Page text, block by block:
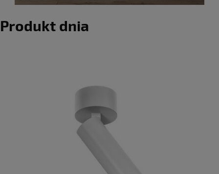
Produkt dnia